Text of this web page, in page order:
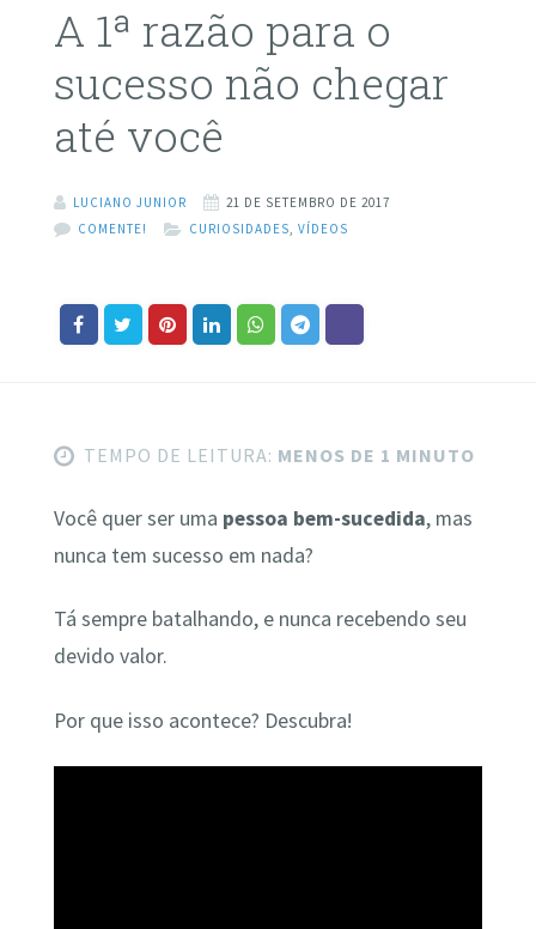
A 1ª razão para o
sucesso não chegar
até você
LUCIANO JUNIOR
21 DE SETEMBRO DE 2017
COMENTE!
CURIOSIDADES VÍDEOS
TEMPO DE LEITURA: MENOS DE 1 MINUTO
Você quer ser uma pessoa bem-sucedida, mas
nunca tem sucesso em nada?
Tá sempre batalhando, e nunca recebendo seu
devido valor.
Por que isso acontece? Descubra!